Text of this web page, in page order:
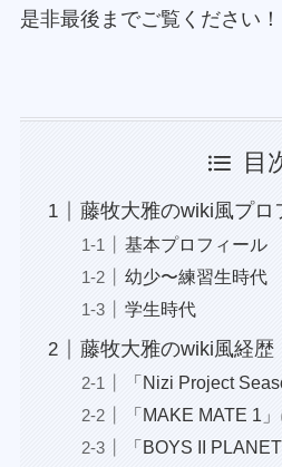
是非最後までご覧ください！
目
藤牧大雅のwiki風プロ
基本プロフィール
幼少〜練習生時代
学生時代
藤牧大雅のwiki風経歴
「Nizi Project
「MAKE MATE 1
「BOYS II